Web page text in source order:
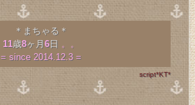
＊まちゃる＊
11歳8ヶ月6日 。。
= since 2014.12.3 =
script*KT*